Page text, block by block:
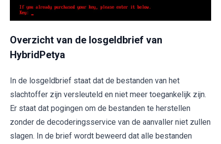
Overzicht van de losgeldbrief van
HybridPetya
In de losgeldbrief staat dat de bestanden van het
slachtoffer zijn versleuteld en niet meer toegankelijk zijn.
Er staat dat pogingen om de bestanden te herstellen
zonder de decoderingsservice van de aanvaller niet zullen
slagen. In de brief wordt beweerd dat alle bestanden